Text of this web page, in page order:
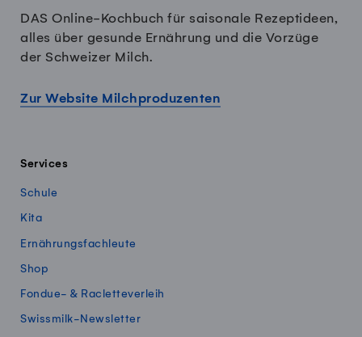
DAS Online-Kochbuch für saisonale Rezeptideen,
alles über gesunde Ernährung und die Vorzüge
der Schweizer Milch.
Zur Website Milchproduzenten
Services
Schule
Kita
Ernährungsfachleute
Shop
Fondue- & Racletteverleih
Swissmilk-Newsletter